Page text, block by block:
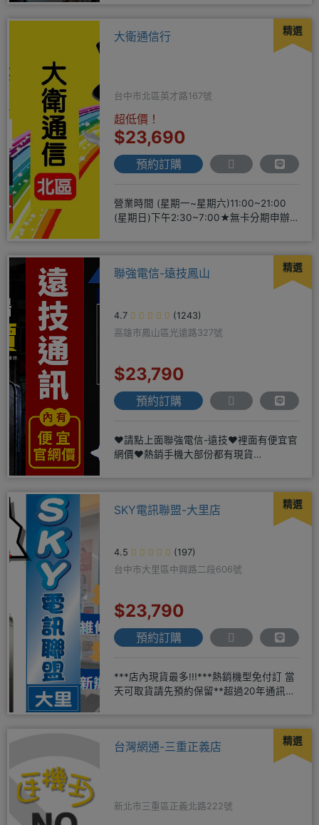
精選
大衛通信行
台中市北區英才路167號
超低價！
$23,690
預約訂購
營業時間 (星期一~星期六)11:00~21:00
(星期日)下午2:30~7:00★無卡分期申辦
精選
聯強電信-遠技鳳山
4.7
(1243)
高雄市鳳山區光遠路327號
$23,790
預約訂購
❤️請點上面聯強電信-遠技❤️裡面有便宜官
網價❤️熱銷手機大部份都有現貨
精選
SKY電訊聯盟-大里店
4.5
(197)
台中市大里區中興路二段606號
$23,790
預約訂購
***店內現貨最多!!!***熱銷機型免付訂 當
天可取貨請先預約保留**超過20年通訊經
精選
台灣網通-三重正義店
新北市三重區正義北路222號